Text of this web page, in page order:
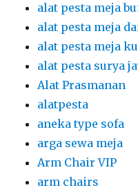
alat pesta meja
alat pesta meja
alat pesta meja
alat pesta surya
Alat Prasmanan
alatpesta
aneka type sofa
arga sewa meja
Arm Chair VIP
arm chairs